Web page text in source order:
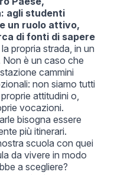
agli studenti
un ruolo attivo,
di fonti di sapere
propria strada, in un
Non è un caso che
cammini
non siamo tutti
attitudini o,
vocazioni.
bisogna essere
più itinerari.
scuola con quei
da vivere in modo
a scegliere?